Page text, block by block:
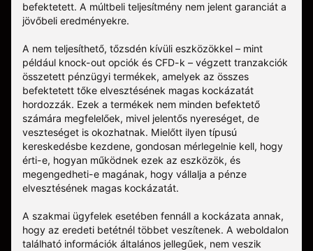
befektetett. A múltbeli teljesítmény nem jelent garanciát a
jövőbeli eredményekre.
A nem teljesíthető, tőzsdén kívüli eszközökkel – mint
például knock-out opciók és CFD-k – végzett tranzakciók
összetett pénzügyi termékek, amelyek az összes
befektetett tőke elvesztésének magas kockázatát
hordozzák. Ezek a termékek nem minden befektető
számára megfelelőek, mivel jelentős nyereséget, de
veszteséget is okozhatnak. Mielőtt ilyen típusú
kereskedésbe kezdene, gondosan mérlegelnie kell, hogy
érti-e, hogyan működnek ezek az eszközök, és
megengedheti-e magának, hogy vállalja a pénze
elvesztésének magas kockázatát.
A szakmai ügyfelek esetében fennáll a kockázata annak,
hogy az eredeti betétnél többet veszítenek. A weboldalon
található információk általános jellegűek, nem veszik